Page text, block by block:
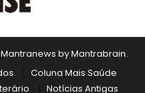
Mantranews byMantrabrain.
Coluna Mais Saúde
Notícias Antigas